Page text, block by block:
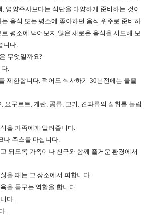
, 영양주사보다는 식단을 다양하게 준비하는 것이
음식 또는 평소에 좋아하던 음식 위주로 준비하
평소에 먹어보지 않은 새로운 음식을 시도해 보
니다.
무엇일까요?
다.
제한합니다. 적어도 식사하기 30분전에는 물을
요구르트, 계란, 콩류, 고기, 견과류의 섭취를 늘립
을 가족에게 알려줍니다.
나 주스를 마십니다.
되도록 가족이나 친구와 함께 즐거운 환경에서
을 때는 그 장소에서 피합니다.
을 돋구는 역할을 합니다.
다.
.